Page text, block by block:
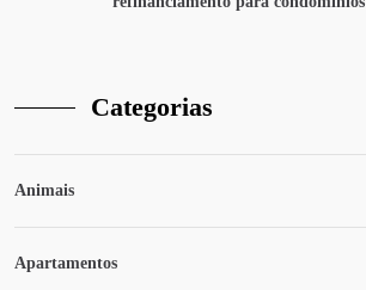
Categorias
Animais
Apartamentos